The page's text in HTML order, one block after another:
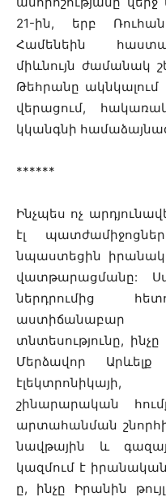
21-ին, երբ
Համենեին
միևնույն ժամանակ
Թեհրանը ակնկալում
վերացում,
կկանգնի
******
Ինչպես ոչ
էլ
նպաստեցին
վատթարացմանը:
ներդրումից
աստիճանաբար
տնտեսությունը,
Մերձավոր
շինարարական
արտահանման
նավթային և
կազմում է
ը, ինչը Իրանին